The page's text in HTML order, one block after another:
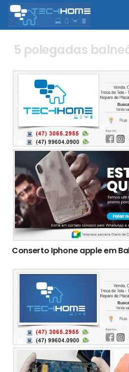
5 polegadas
Conserto Iphone apple em